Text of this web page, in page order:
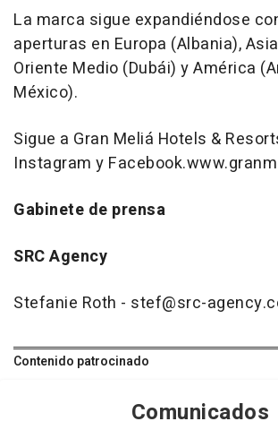
La marca sigue expandiéndose
aperturas en Europa (Albania),
Oriente Medio (Dubái) y América
México).
Sigue a Gran Meliá Hotels &
Instagram y
Gabinete de prensa
SRC Agency
Stefanie Roth - stef@src-
Contenido patrocinado
Comunicados